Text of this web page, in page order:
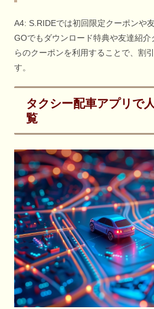
A4: S.RIDEでは初回限定クーポンや
GOでもダウンロード特典や友達紹
らのクーポンを利用することで、割
す。
タクシー配車アプリで
覧